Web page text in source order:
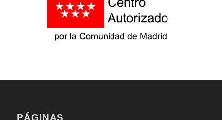
PÁGINAS